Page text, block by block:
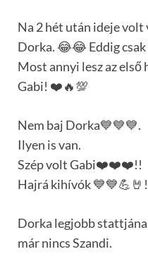
Na 2 hét után ideje
Dorka. 😂😂 Eddig
Most annyi lesz az
Gabi! ❤️🔥💯
Nem baj Dorka💙💙💙.
Ilyen is van.
Szép volt Gabi❤️❤️❤️!!
Hajrá kihívók
Dorka legjobb
már nincs Szandi.